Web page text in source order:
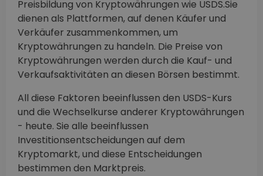
Preisbildung von Kryptowährungen wie USDS.Sie
dienen als Plattformen, auf denen Käufer und
Verkäufer zusammenkommen, um
Kryptowährungen zu handeln. Die Preise von
Kryptowährungen werden durch die Kauf- und
Verkaufsaktivitäten an diesen Börsen bestimmt.
All diese Faktoren beeinflussen den USDS-Kurs
und die Wechselkurse anderer Kryptowährungen
- heute. Sie alle beeinflussen
Investitionsentscheidungen auf dem
Kryptomarkt, und diese Entscheidungen
bestimmen den Marktpreis.